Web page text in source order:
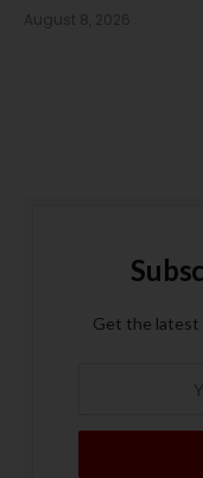
August 8, 2026
Get the latest